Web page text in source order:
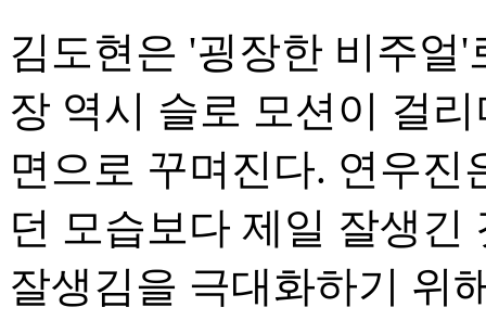
김도현은 '굉장한 비주얼
장 역시 슬로 모션이 걸
면으로 꾸며진다. 연우
던 모습보다 제일 잘생
잘생김을 극대화하기 위